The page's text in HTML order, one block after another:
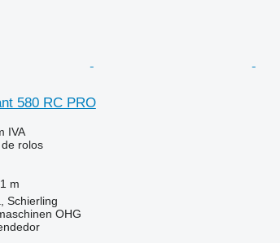
580 RC PRO
IVA
rolos
m
Schierling
OHG